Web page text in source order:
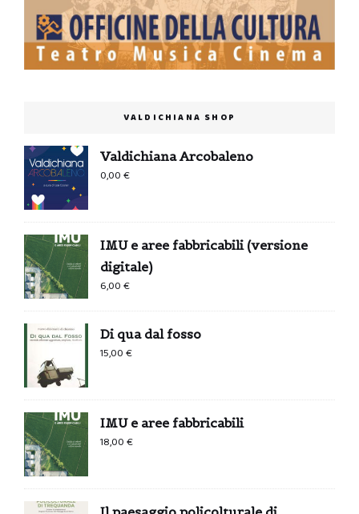
VALDICHIANA SHOP
Valdichiana Arcobaleno
0,00€
IMU e aree fabbricabili (versione
digitale)
6,00€
Di qua dal fosso
15,00€
IMU e aree fabbricabili
18,00€